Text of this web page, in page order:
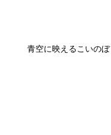
青空に映えるこいのぼ